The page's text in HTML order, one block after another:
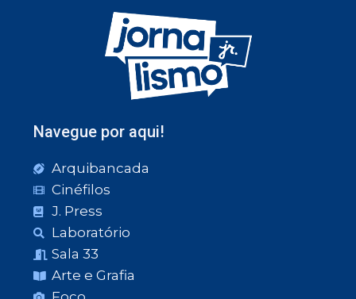
Navegue por aqui!
Arquibancada
Cinéfilos
J. Press
Laboratório
Sala 33
Arte e Grafia